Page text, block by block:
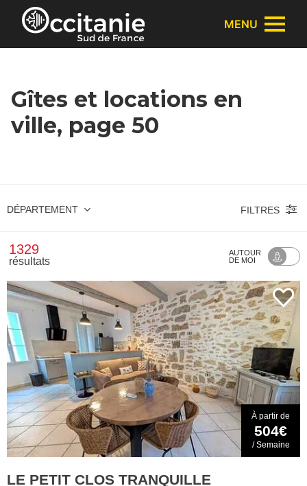
Panneau de gestion des cookies
MENU
Gîtes et locations en
ville, page 50
DÉPARTEMENT FILTRES
1329
résultats
AUTOUR
DE MOI
À partir de
504€
/ Semaine
LE PETIT CLOS TRANQUILLE